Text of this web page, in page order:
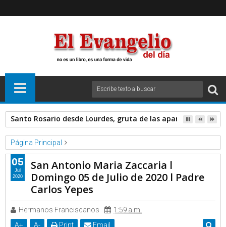
Santo Rosario desde Lourdes, gruta de las apariciones.
Página Principal
Padre Carlos Yepes
Videos
San Antonio Maria Zaccaria l Domingo 05 de Julio de 2020 l
Padre Carlos Yepes
San Antonio Maria Zaccaria l
Domingo 05 de Julio de 2020 l Padre
Carlos Yepes
Hermanos Franciscanos
1:59 a.m.
A+ A- Print Email
05
Jul
2020